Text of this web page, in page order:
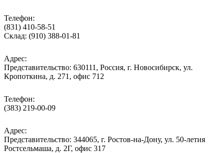
Телефон:
(831) 410-58-51
Склад: (910) 388-01-81
Адрес:
Представительство: 630111, Россия, г. Новосибирск, ул.
Кропоткина, д. 271, офис 712
Телефон:
(383) 219-00-09
Адрес:
Представительство: 344065, г. Ростов-на-Дону, ул. 50-летия
Ростсельмаша, д. 2Г, офис 317